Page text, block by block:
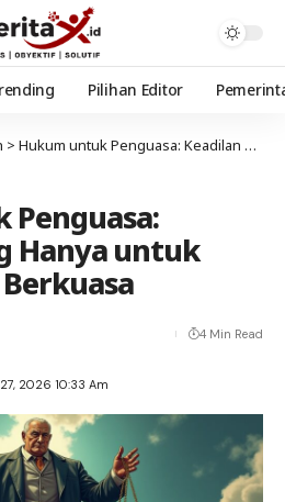
Pilihan Editor
> Hukum untuk Penguasa: Keadilan yang Hanya untuk Mereka yang Berkuasa
Hanya untuk
2026 10:33 Am
4 Min Read